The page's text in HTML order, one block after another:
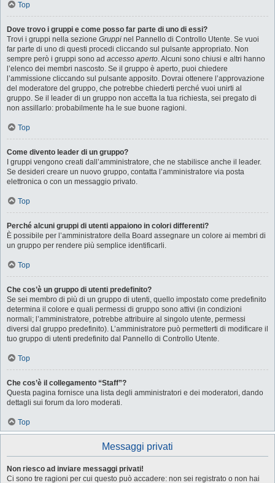
Top
Dove trovo i gruppi e come posso far parte di uno di essi?
Trovi i gruppi nella sezione Gruppi nel Pannello di Controllo Utente. Se vuoi
far parte di uno di questi procedi cliccando sul pulsante appropriato. Non
sempre però i gruppi sono ad accesso aperto. Alcuni sono chiusi e altri hanno
l’elenco dei membri nascosto. Se il gruppo è aperto, puoi chiedere
l’ammissione cliccando sul pulsante apposito. Dovrai ottenere l’approvazione
del moderatore del gruppo, che potrebbe chiederti perché vuoi unirti al
gruppo. Se il leader di un gruppo non accetta la tua richiesta, sei pregato di
non assillarlo: probabilmente ha le sue buone ragioni.
Top
Come divento leader di un gruppo?
I gruppi vengono creati dall’amministratore, che ne stabilisce anche il leader.
Se desideri creare un nuovo gruppo, contatta l’amministratore via posta
elettronica o con un messaggio privato.
Top
Perché alcuni gruppi di utenti appaiono in colori differenti?
È possibile per l’amministratore della Board assegnare un colore ai membri di
un gruppo per rendere più semplice identificarli.
Top
Che cos’è un gruppo di utenti predefinito?
Se sei membro di più di un gruppo di utenti, quello impostato come predefinito
determina il colore e quali permessi di gruppo sono attivi (in condizioni
normali; l’amministratore, potrebbe attribuire al singolo utente, permessi
diversi dal gruppo predefinito). L’amministratore può permetterti di modificare il
tuo gruppo di utenti predefinito dal Pannello di Controllo Utente.
Top
Che cos’è il collegamento “Staff”?
Questa pagina fornisce una lista degli amministratori e dei moderatori, dando
dettagli sui forum da loro moderati.
Top
Messaggi privati
Non riesco ad inviare messaggi privati!
Ci sono tre ragioni per cui questo può accadere: non sei registrato o non hai